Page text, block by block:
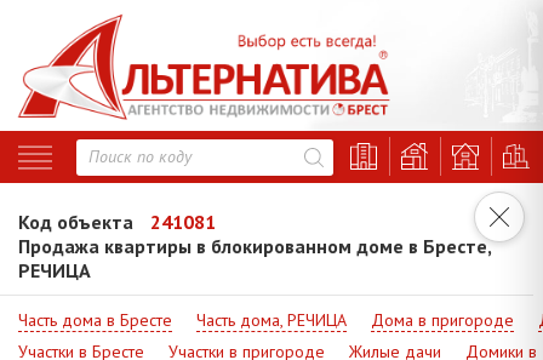
Код объекта
241081
Продажа квартиры в блокированном доме в Бресте,
РЕЧИЦА
Часть дома в Бресте Часть дома, РЕЧИЦА Дома в пригороде
Участки в Бресте
Участки в пригороде Жилые дачи Домики в